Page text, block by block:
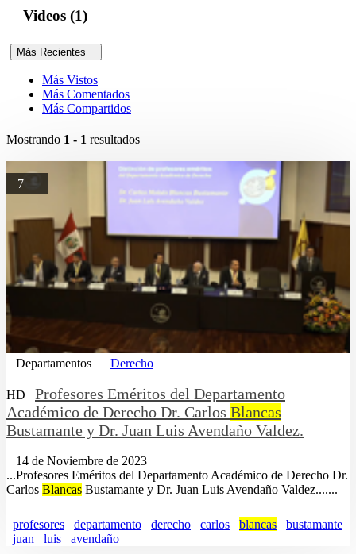
Videos (1)
Más Recientes
Más Vistos
Más Comentados
Más Compartidos
Mostrando 1 - 1 resultados
7
Departamentos Derecho
HD
Profesores Eméritos del Departamento
Académico de Derecho Dr. Carlos Blancas
Bustamante y Dr. Juan Luis Avendaño Valdez.
14 de Noviembre de 2023
...Profesores Eméritos del Departamento Académico de Derecho Dr.
Carlos Blancas Bustamante y Dr. Juan Luis Avendaño Valdez.......
profesores departamento derecho carlos blancas
bustamante
juan
luis avendaño